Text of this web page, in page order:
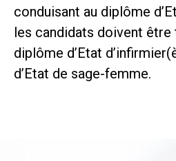
conduisant au diplôme
les candidats doivent
diplôme d’Etat
d’Etat de sage-femme.